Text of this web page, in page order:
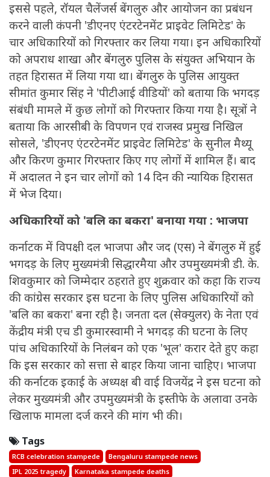
इससे पहले, रॉयल चैलेंजर्स बेंगलुरु और आयोजन का प्रबंधन
करने वाली कंपनी 'डीएनए एंटरटेनमेंट प्राइवेट लिमिटेड' के
चार अधिकारियों को गिरफ्तार कर लिया गया। इन अधिकारियों
को अपराध शाखा और बेंगलुरु पुलिस के संयुक्त अभियान के
तहत हिरासत में लिया गया था। बेंगलुरु के पुलिस आयुक्त
सीमांत कुमार सिंह ने 'पीटीआई वीडियों' को बताया कि भगदड़
संबंधी मामले में कुछ लोगों को गिरफ्तार किया गया है। सूत्रों ने
बताया कि आरसीबी के विपणन एवं राजस्व प्रमुख निखिल
सोसले, 'डीएनए एंटरटेनमेंट प्राइवेट लिमिटेड' के सुनील मैथ्यू
और किरण कुमार गिरफ्तार किए गए लोगों में शामिल हैं। बाद
में अदालत ने इन चार लोगों को 14 दिन की न्यायिक हिरासत
में भेज दिया।
अधिकारियों को 'बलि का बकरा' बनाया गया : भाजपा
कर्नाटक में विपक्षी दल भाजपा और जद (एस) ने बेंगलुरु में हुई
भगदड़ के लिए मुख्यमंत्री सिद्धारमैया और उपमुख्यमंत्री डी. के.
शिवकुमार को जिम्मेदार ठहराते हुए शुक्रवार को कहा कि राज्य
की कांग्रेस सरकार इस घटना के लिए पुलिस अधिकारियों को
'बलि का बकरा' बना रही है। जनता दल (सेक्युलर) के नेता एवं
केंद्रीय मंत्री एच डी कुमारस्वामी ने भगदड़ की घटना के लिए
पांच अधिकारियों के निलंबन को एक 'भूल' करार देते हुए कहा
कि इस सरकार को सत्ता से बाहर किया जाना चाहिए। भाजपा
की कर्नाटक इकाई के अध्यक्ष बी वाई विजयेंद्र ने इस घटना को
लेकर मुख्यमंत्री और उपमुख्यमंत्री के इस्तीफे के अलावा उनके
खिलाफ मामला दर्ज करने की मांग भी की।
Tags
RCB celebration stampede
Bengaluru stampede news
IPL 2025 tragedy
Karnataka stampede deaths